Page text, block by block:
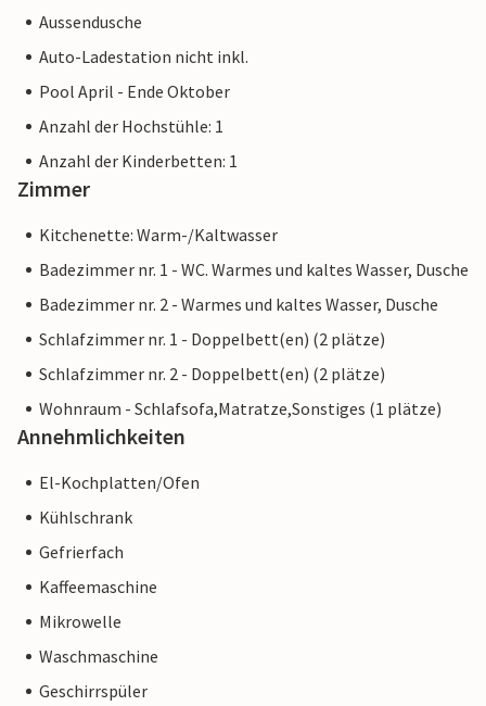
Aussendusche
Auto-Ladestation nicht inkl.
Pool April - Ende Oktober
Anzahl der Hochstühle: 1
Anzahl der Kinderbetten: 1
Zimmer
Kitchenette: Warm-/Kaltwasser
Badezimmer nr. 1 - WC. Warmes und kaltes Wasser, Dusche
Badezimmer nr. 2 - Warmes und kaltes Wasser, Dusche
Schlafzimmer nr. 1 - Doppelbett(en) (2 plätze)
Schlafzimmer nr. 2 - Doppelbett(en) (2 plätze)
Wohnraum - Schlafsofa,Matratze,Sonstiges (1 plätze)
Annehmlichkeiten
El-Kochplatten/Ofen
Kühlschrank
Gefrierfach
Kaffeemaschine
Mikrowelle
Waschmaschine
Geschirrspüler